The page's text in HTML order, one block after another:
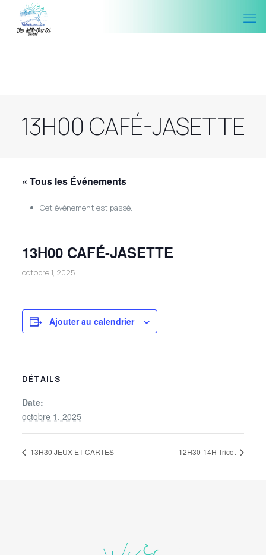
13H00 CAFÉ-JASETTE
« Tous les Événements
Cet événement est passé.
13H00 CAFÉ-JASETTE
octobre 1, 2025
Ajouter au calendrier
DÉTAILS
Date:
octobre 1, 2025
13H30 JEUX ET CARTES 12H30-14H Tricot